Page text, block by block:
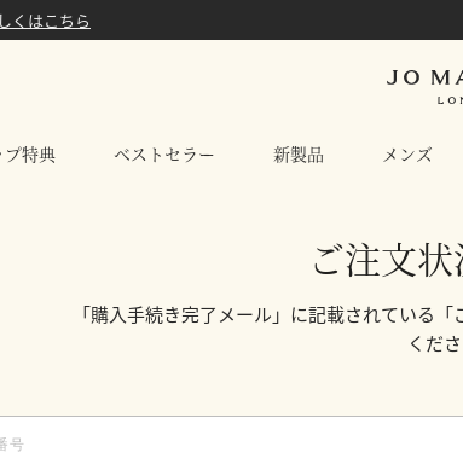
くはこちら
プ特典 ベストセラー 新製品 メンズ
ご注文
「購入手続き完了メール」に記載されている
くださ